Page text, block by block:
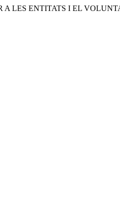
A LES ENTITATS I EL